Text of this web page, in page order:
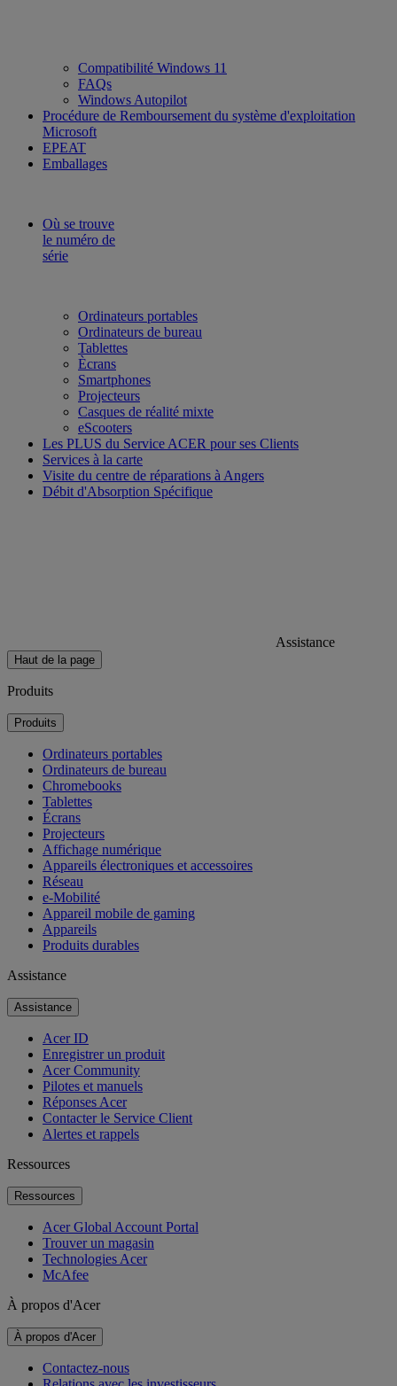
Compatibilité Windows 11
FAQs
Windows Autopilot
Procédure de Remboursement du système d'exploitation
Microsoft
EPEAT
Emballages
Où se trouve
le numéro de
série
Ordinateurs portables
Ordinateurs de bureau
Tablettes
Ècrans
Smartphones
Projecteurs
Casques de réalité mixte
eScooters
Les PLUS du Service ACER pour ses Clients
Services à la carte
Visite du centre de réparations à Angers
Débit d'Absorption Spécifique
Assistance
Haut de la page
Produits
Produits
Ordinateurs portables
Ordinateurs de bureau
Chromebooks
Tablettes
Écrans
Projecteurs
Affichage numérique
Appareils électroniques et accessoires
Réseau
e-Mobilité
Appareil mobile de gaming
Appareils
Produits durables
Assistance
Assistance
Acer ID
Enregistrer un produit
Acer Community
Pilotes et manuels
Réponses Acer
Contacter le Service Client
Alertes et rappels
Ressources
Ressources
Acer Global Account Portal
Trouver un magasin
Technologies Acer
McAfee
À propos d'Acer
À propos d'Acer
Contactez-nous